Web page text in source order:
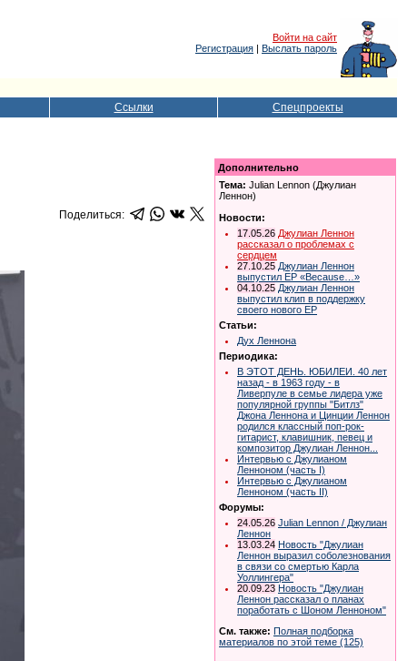
Войти на сайт
Регистрация | Выслать пароль
Ссылки Спецпроекты
Поделиться:
Дополнительно
Тема: Julian Lennon (Джулиан
Леннон)
Новости:
17.05.26 Джулиан Леннон
рассказал о проблемах с
сердцем
27.10.25 Джулиан Леннон
выпустил ЕР «Because…»
04.10.25 Джулиан Леннон
выпустил клип в поддержку
своего нового ЕР
Статьи:
Дух Леннона
Периодика:
В ЭТОТ ДЕНЬ. ЮБИЛЕИ. 40 лет
назад - в 1963 году - в
Ливерпуле в семье лидера уже
популярной группы "Битлз"
Джона Леннона и Цинции Леннон
родился классный поп-рок-
гитарист, клавишник, певец и
композитор Джулиан Леннон...
Интервью с Джулианом
Ленноном (часть I)
Интервью с Джулианом
Ленноном (часть II)
Форумы:
24.05.26 Julian Lennon / Джулиан
Леннон
13.03.24 Новость "Джулиан
Леннон выразил соболезнования
в связи со смертью Карла
Уоллингера"
20.09.23 Новость "Джулиан
Леннон рассказал о планах
поработать с Шоном Ленноном"
См. также: Полная подборка
материалов по этой теме (125)